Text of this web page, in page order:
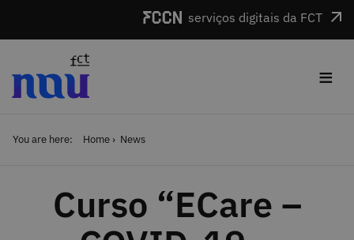
serviços digitais da FCT
≡
You are here: Home News
Curso “ECare –